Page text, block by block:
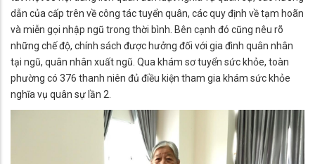
dẫn của cấp trên về công tác tuyển quân, các quy định về tạm hoãn
và miễn gọi nhập ngũ trong thời bình. Bên cạnh đó cũng nêu rõ
những chế độ, chính sách được hưởng đối với gia đình quân nhân
tại ngũ, quân nhân xuất ngũ. Qua khám sơ tuyển sức khỏe, toàn
phường có 376 thanh niên đủ điều kiện tham gia khám sức khỏe
nghĩa vụ quân sự lần 2.